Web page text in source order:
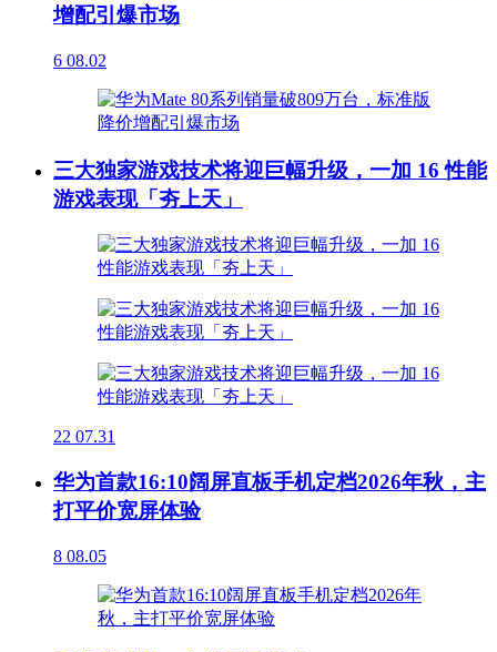
增配引爆市场
6 08.02
三大独家游戏技术将迎巨幅升级，一加 16 性能
游戏表现「夯上天」
22 07.31
华为首款16:10阔屏直板手机定档2026年秋，主
打平价宽屏体验
8 08.05